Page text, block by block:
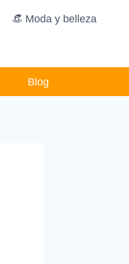
👒 Moda y belleza
Blog